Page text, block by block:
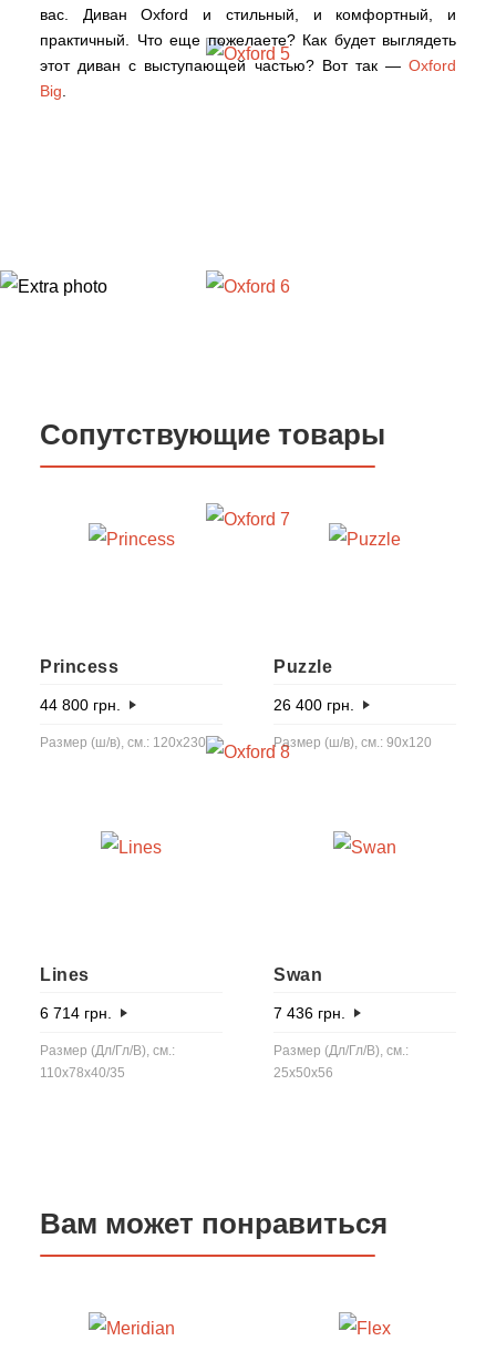
вас. Диван Oxford и стильный, и комфортный, и
практичный. Что еще пожелаете? Как будет выглядеть
этот диван с выступающей частью? Вот так — Oxford
Big
Сопутствующие товары
Princess
44 800 грн.
Размер (ш/в), см.: 120х230
Puzzle
26 400 грн.
Размер (ш/в), см.: 90х120
Lines
6 714 грн.
Размер (Дл/Гл/В), см.:
110x78x40/35
Swan
7 436 грн.
Размер (Дл/Гл/В), см.:
25x50x56
Вам может понравиться